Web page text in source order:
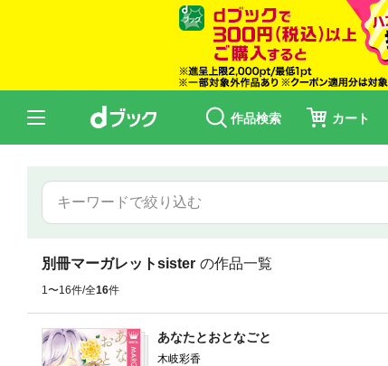
作品検索 カート
別冊マーガレットsister の作品一覧
1〜16件/全16件
あなたとおとなごと
木岐彩香